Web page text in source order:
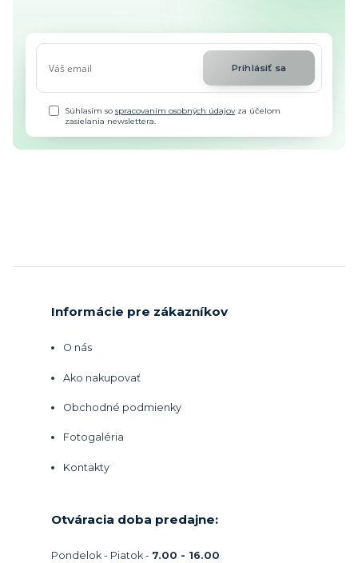
Prihlásiť sa
Súhlasím sospracovaním osobných údajovza účelom
zasielania newslettera.
Informácie pre zákazníkov
O nás
Ako nakupovať
Obchodné podmienky
Fotogaléria
Kontakty
Otváracia doba predajne:
Pondelok - Piatok - 7.00 - 16.00